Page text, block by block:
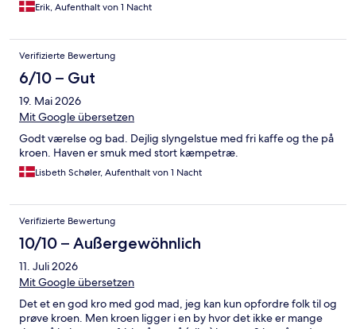
Erik, Aufenthalt von 1 Nacht
Verifizierte Bewertung
6/10 – Gut
19. Mai 2026
Mit Google übersetzen
Godt værelse og bad. Dejlig slyngelstue med fri kaffe og the på
kroen. Haven er smuk med stort kæmpetræ.
Lisbeth Schøler, Aufenthalt von 1 Nacht
Verifizierte Bewertung
10/10 – Außergewöhnlich
11. Juli 2026
Mit Google übersetzen
Det et en god kro med god mad, jeg kan kun opfordre folk til og
prøve kroen. Men kroen ligger i en by hvor det ikke er mange